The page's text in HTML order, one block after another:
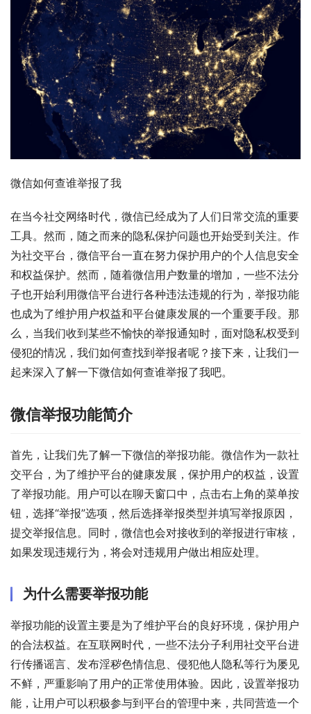
微信如何查谁举报了我
在当今社交网络时代，微信已经成为了人们日常交流的重要
工具。然而，随之而来的隐私保护问题也开始受到关注。作
为社交平台，微信平台一直在努力保护用户的个人信息安全
和权益保护。然而，随着微信用户数量的增加，一些不法分
子也开始利用微信平台进行各种违法违规的行为，举报功能
也成为了维护用户权益和平台健康发展的一个重要手段。那
么，当我们收到某些不愉快的举报通知时，面对隐私权受到
侵犯的情况，我们如何查找到举报者呢？接下来，让我们一
起来深入了解一下微信如何查谁举报了我吧。
微信举报功能简介
首先，让我们先了解一下微信的举报功能。微信作为一款社
交平台，为了维护平台的健康发展，保护用户的权益，设置
了举报功能。用户可以在聊天窗口中，点击右上角的菜单按
钮，选择“举报”选项，然后选择举报类型并填写举报原因，
提交举报信息。同时，微信也会对接收到的举报进行审核，
如果发现违规行为，将会对违规用户做出相应处理。
为什么需要举报功能
举报功能的设置主要是为了维护平台的良好环境，保护用户
的合法权益。在互联网时代，一些不法分子利用社交平台进
行传播谣言、发布淫秽色情信息、侵犯他人隐私等行为屡见
不鲜，严重影响了用户的正常使用体验。因此，设置举报功
能，让用户可以积极参与到平台的管理中来，共同营造一个